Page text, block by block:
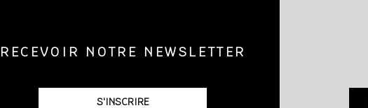
RECEVOIR NOTRE NEWSLETTER
S'INSCRIRE